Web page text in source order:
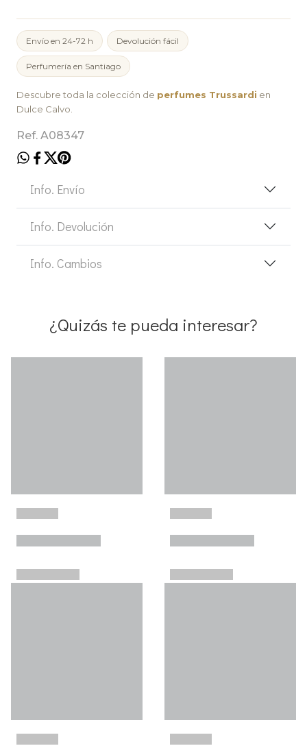
Envío en 24-72 h Devolución fácil
Perfumería en Santiago
Descubre toda la colección de perfumes Trussardi en
Dulce Calvo.
Ref. A08347
Info. Envío
Info. Devolución
Info. Cambios
¿Quizás te pueda interesar?